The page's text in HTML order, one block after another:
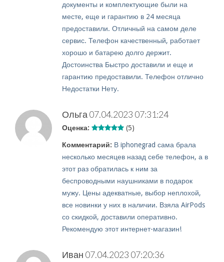
документы и комплектующие были на
месте, еще и гарантию в 24 месяца
предоставили. Отличный на самом деле
сервис. Телефон качественный, работает
хорошо и батарею долго держит.
Достоинства Быстро доставили и еще и
гарантию предоставили. Телефон отлично
Недостатки Нету.
Ольга 07.04.2023 07:31:24
Оценка: (5)
Комментарий: В iphonegrad сама брала
несколько месяцев назад себе телефон, а в
этот раз обратилась к ним за
беспроводными наушниками в подарок
мужу. Цены адекватные, выбор неплохой,
все новинки у них в наличии. Взяла AirPods
со скидкой, доставили оперативно.
Рекомендую этот интернет-магазин!
Иван 07.04.2023 07:20:36